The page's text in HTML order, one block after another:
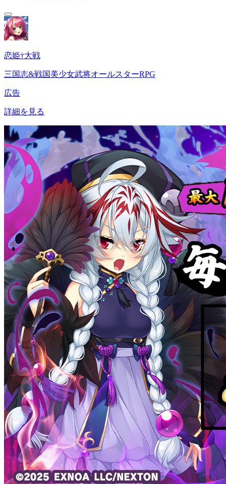
恋姫†大戦
三国志&戦国美少女武将オールスターRPG
広告
詳細を見る